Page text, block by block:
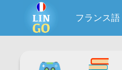
フランス語